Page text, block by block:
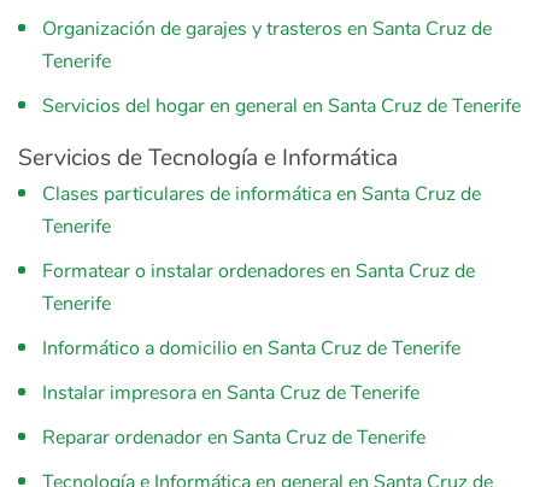
Organización de garajes y trasteros en Santa Cruz de
Tenerife
Servicios del hogar en general en Santa Cruz de Tenerife
Servicios de Tecnología e Informática
Clases particulares de informática en Santa Cruz de
Tenerife
Formatear o instalar ordenadores en Santa Cruz de
Tenerife
Informático a domicilio en Santa Cruz de Tenerife
Instalar impresora en Santa Cruz de Tenerife
Reparar ordenador en Santa Cruz de Tenerife